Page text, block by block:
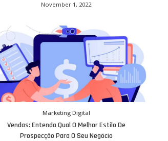
November 1, 2022
Marketing Digital
Vendas: Entenda Qual O Melhor Estilo De
Prospecção Para O Seu Negócio